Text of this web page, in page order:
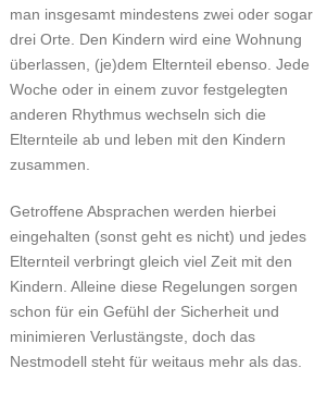
man insgesamt mindestens zwei oder sogar
drei Orte. Den Kindern wird eine Wohnung
überlassen, (je)dem Elternteil ebenso. Jede
Woche oder in einem zuvor festgelegten
anderen Rhythmus wechseln sich die
Elternteile ab und leben mit den Kindern
zusammen.
Getroffene Absprachen werden hierbei
eingehalten (sonst geht es nicht) und jedes
Elternteil verbringt gleich viel Zeit mit den
Kindern. Alleine diese Regelungen sorgen
schon für ein Gefühl der Sicherheit und
minimieren Verlustängste, doch das
Nestmodell steht für weitaus mehr als das.